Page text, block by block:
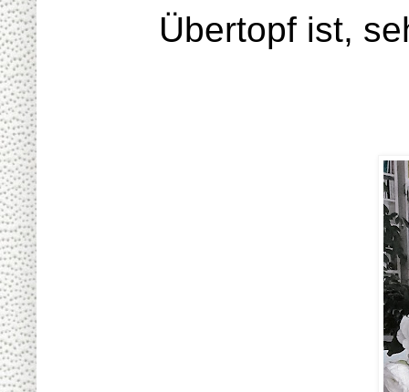
Übertopf ist,